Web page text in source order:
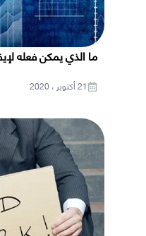
ما الذي يمكن فعله
21 أكتوبر ، 2020